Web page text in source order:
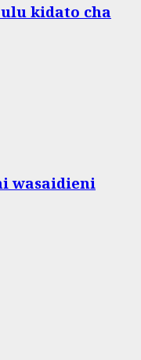
kidato cha
wasaidieni